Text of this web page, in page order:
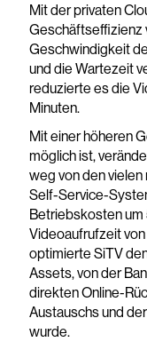
Mit der privaten
Geschäftseffizienz
Geschwindigkeit
und die Wartezeit
reduzierte es die
Minuten.
Mit einer höheren
möglich ist,
weg von den vielen
Self-Service-
Betriebskosten um
Videoaufrufzeit
optimierte SiTV
Assets, von der
direkten Online-
Austauschs und
wurde.